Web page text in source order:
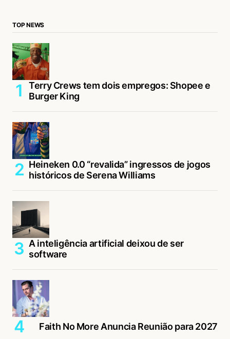
TOP NEWS
Terry Crews tem dois empregos: Shopee e
Burger King
Heineken 0.0 “revalida” ingressos de jogos
históricos de Serena Williams
A inteligência artificial deixou de ser
software
Faith No More Anuncia Reunião para 2027